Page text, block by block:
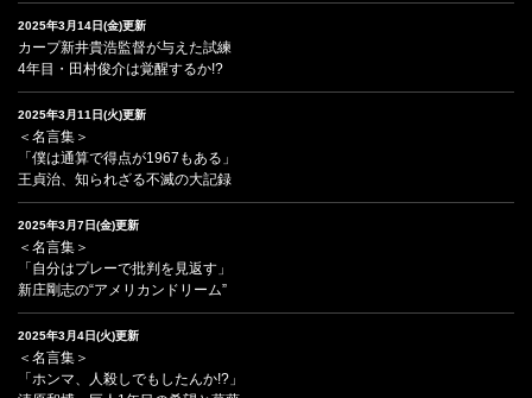
2025年3月14日(金)更新
カープ新井貴浩監督が与えた試練
4年目・田村俊介は覚醒するか!?
2025年3月11日(火)更新
＜名言集＞
「僕は通算で得点が1967もある」
王貞治、知られざる不滅の大記録
2025年3月7日(金)更新
＜名言集＞
「自分はプレーで批判を見返す」
新庄剛志の“アメリカンドリーム”
2025年3月4日(火)更新
＜名言集＞
「ホンマ、人殺しでもしたんか!?」